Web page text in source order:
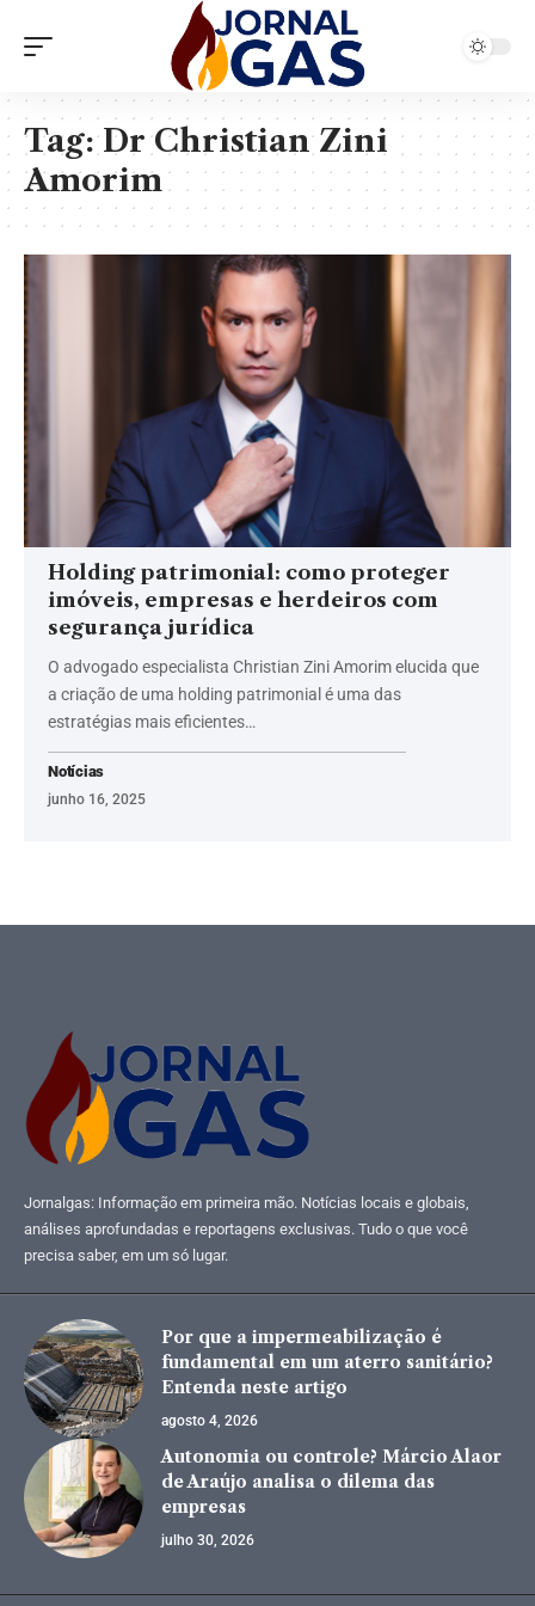
Tag:Dr Christian Zini
Amorim
Holding patrimonial: como proteger
imóveis, empresas e herdeiros com
segurança jurídica
O advogado especialista Christian Zini Amorim elucida que
a criação de uma holding patrimonial é uma das
estratégias mais eficientes…
Notícias
junho 16, 2025
Jornalgas: Informação em primeira mão. Notícias locais e globais,
análises aprofundadas e reportagens exclusivas. Tudo o que você
precisa saber, em um só lugar.
Por que a impermeabilização é
fundamental em um aterro sanitário?
Entenda neste artigo
agosto 4, 2026
Autonomia ou controle? Márcio Alaor
de Araújo analisa o dilema das
empresas
julho 30, 2026